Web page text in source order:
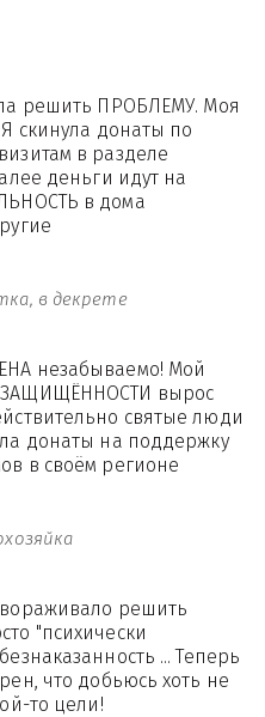
в декрете
решить ПРОБЛЕМУ. Моя
скинула донаты по
в разделе
деньги идут на
в дома
незабываемо! Мой
вырос
святые люди
донаты на поддержку
в своём регионе
решить
"психически
... Теперь
что добьюсь хоть не
то цели!